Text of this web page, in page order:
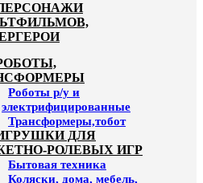
ПЕРСОНАЖИ
Роботы р/у и
электрифицированные
Трансформеры,тобот
ДЛЯ
РОЛЕВЫХ ИГР
Бытовая техника
Коляски, дома, мебель,